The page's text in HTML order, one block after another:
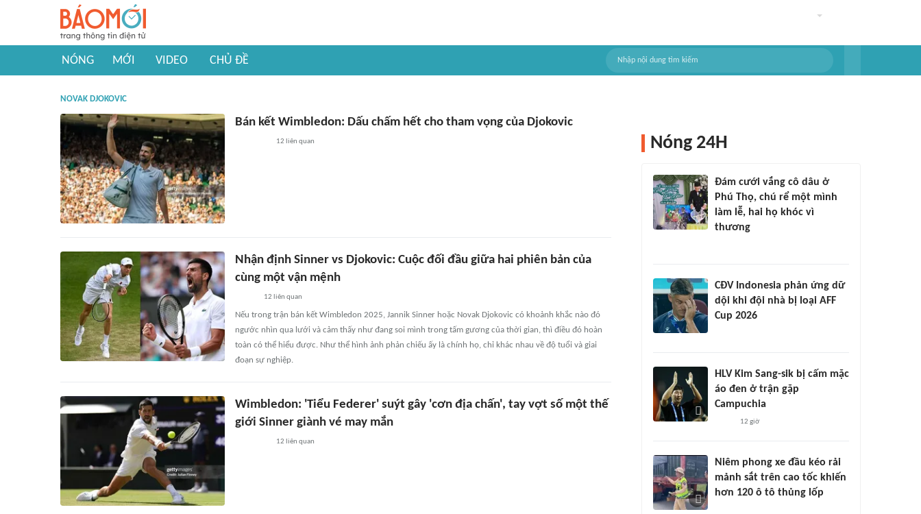
NÓNG MỚI VIDEO CHỦ ĐỀ
NOVAK DJOKOVIC
Bán kết Wimbledon: Dấu chấm hết cho tham vọng của Djokovic
12 liên quan
Nhận định Sinner vs Djokovic: Cuộc đối đầu giữa hai phiên bản của
cùng một vận mệnh
12 liên quan
Nếu trong trận bán kết Wimbledon 2025, Jannik Sinner hoặc Novak Djokovic có khoảnh khắc nào đó
ngước nhìn qua lưới và cảm thấy như đang soi mình trong tấm gương của thời gian, thì điều đó hoàn
toàn có thể hiểu được. Như thể hình ảnh phản chiếu ấy là chính họ, chỉ khác nhau về độ tuổi và giai
đoạn sự nghiệp.
Wimbledon: 'Tiểu Federer' suýt gây 'cơn địa chấn', tay vợt số một thế
giới Sinner giành vé may mắn
12 liên quan
Nóng 24H
Đám cưới vắng cô dâu ở
Phú Thọ, chú rể một mình
làm lễ, hai họ khóc vì
thương
CĐV Indonesia phản ứng dữ
dội khi đội nhà bị loại AFF
Cup 2026
HLV Kim Sang-sik bị cấm mặc
áo đen ở trận gặp
Campuchia
12 giờ
Niêm phong xe đầu kéo rải
mảnh sắt trên cao tốc khiến
hơn 120 ô tô thủng lốp